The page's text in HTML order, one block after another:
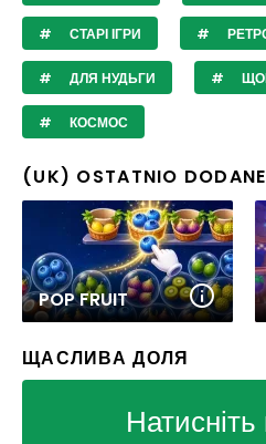
СТАРІ ІГРИ
ДЛЯ НУДЬГИ
КОСМОС
(UK) OSTATNIO DODANE
POP FRUIT
ЩАСЛИВА ДОЛЯ
Натисніть